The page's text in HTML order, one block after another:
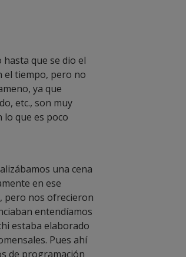
que se dio el
el tiempo, pero no
ya que
etc., son muy
lo que es poco
una cena
en ese
pero nos ofrecieron
entendíamos
estaba elaborado
Pues ahí
de programación